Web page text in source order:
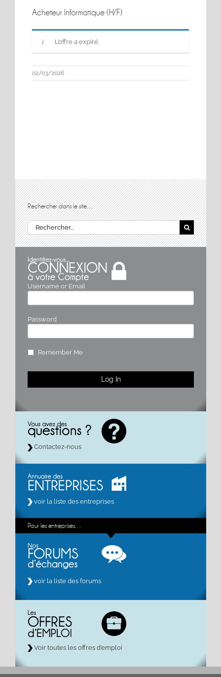
Acheteur Informatique (H/F)
L’offre a expiré.
02/03/2026
Rechercher dans le site…
Rechercher:
Username or Email
Password
Remember Me
Contactez-nous
voir la liste des entreprises
Pour les entreprises…
voir la liste des forums
Voir toutes les offres d’emploi